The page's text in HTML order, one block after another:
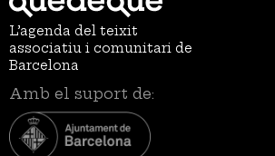
L’agenda del teixit
associatiu i comunitari de
Barcelona
Amb el suport de: